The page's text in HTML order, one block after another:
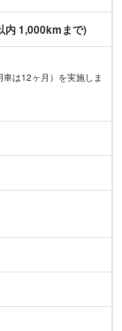
内 1,000kmまで)
は12ヶ月）を実施しま